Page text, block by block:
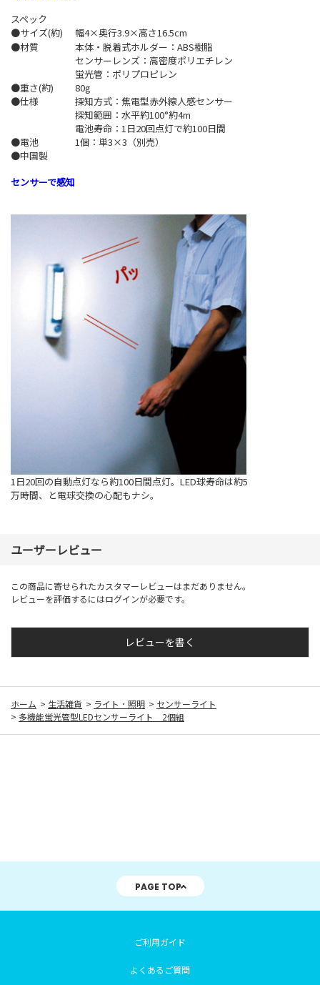
スペック
●サイズ(約)
幅4×奥行3.9×高さ16.5cm
●材質
本体・脱着式ホルダー：ABS樹脂
センサーレンズ：高密度ポリエチレン
蛍光管：ポリプロピレン
●重さ(約)
80g
●仕様
探知方式：焦電型赤外線人感センサー
探知範囲：水平約100°約4m
電池寿命：1日20回点灯で約100日間
●電池
1個：単3×3（別売）
●中国製
センサーで感知
1日20回の自動点灯なら約100日間点灯。LED球寿命は約5
万時間、と電球交換の心配もナシ。
ユーザーレビュー
この商品に寄せられたカスタマーレビューはまだありません。
レビューを評価するにはログインが必要です。
レビューを書く
ホーム > 生活雑貨 > ライト ･ 照明 > センサーライト
> 多機能蛍光管型LEDセンサーライト 2個組
PAGE TOP
ご利用ガイド
よくあるご質問